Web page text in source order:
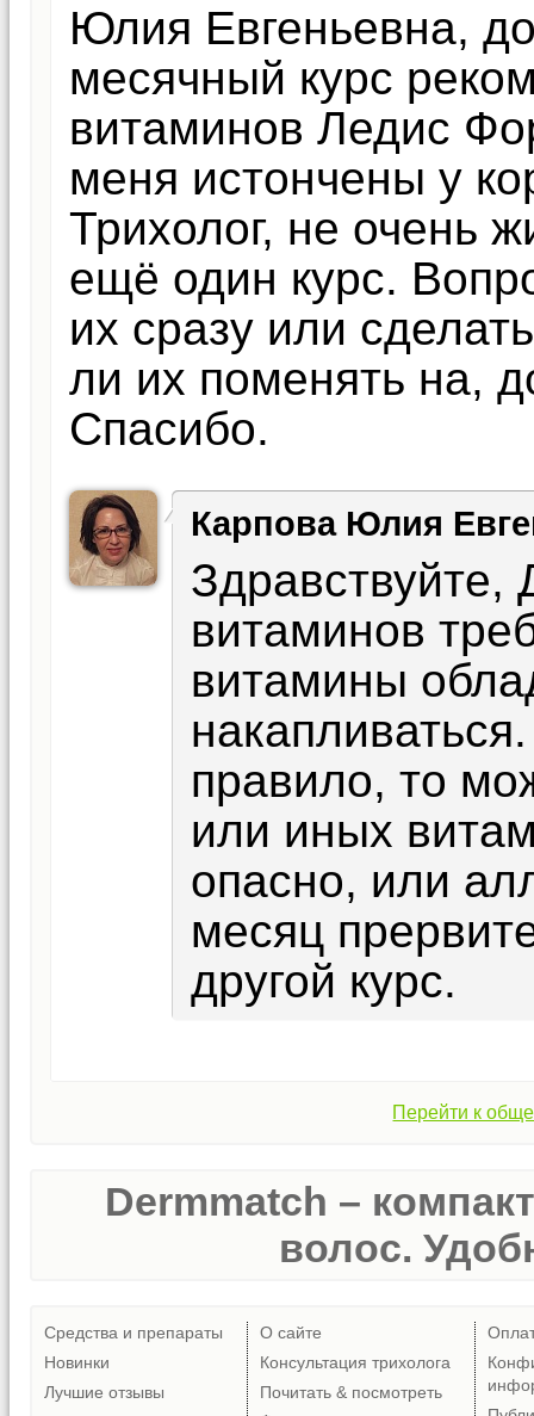
Юлия Евгеньевна,
месячный курс
витаминов Ледис
меня истончены у
Трихолог, не очень
ещё один курс.
их сразу или
ли их поменять на,
Спасибо.
Карпова Юлия
витаминов
витамины
правило, то
или иных
опасно, или
месяц
другой курс.
Перейти к
Dermmatch –
волос.
Средства и препараты
Новинки
Лучшие отзывы
О сайте
Консультация трихолога
Почитать & посмотреть